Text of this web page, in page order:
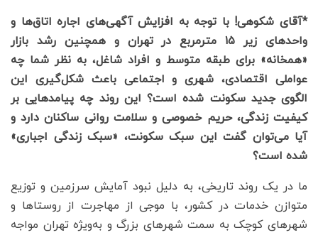
*آقای شکوهی! با توجه به افزایش آگهی‌های اجاره اتاق‌ها و
واحدهای زیر ۱۵ مترمربع در تهران و همچنین رشد بازار
«همخانه» برای طبقه متوسط و افراد شاغل، به نظر شما چه
عواملی اقتصادی، شهری و اجتماعی باعث شکل‌گیری این
الگوی جدید سکونت شده است؟ این روند چه پیامدهایی بر
کیفیت زندگی، حریم خصوصی و سلامت روانی ساکنان دارد و
آیا می‌توان گفت این سبک سکونت، «سبک زندگی اجباری»
شده است؟
ما در یک روند تاریخی، به دلیل نبود آمایش سرزمین و توزیع
متوازن خدمات در کشور، با موجی از مهاجرت از روستاها و
شهرهای کوچک به سمت شهرهای بزرگ و به‌ویژه تهران مواجه